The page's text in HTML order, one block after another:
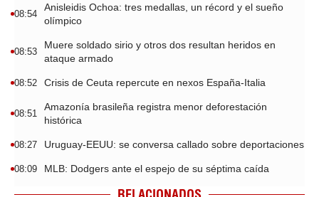
08:54
Anisleidis Ochoa: tres medallas, un récord y el sueño
olímpico
08:53
Muere soldado sirio y otros dos resultan heridos en
ataque armado
08:52 Crisis de Ceuta repercute en nexos España-Italia
08:51
Amazonía brasileña registra menor deforestación
histórica
08:27 Uruguay-EEUU: se conversa callado sobre deportaciones
08:09 MLB: Dodgers ante el espejo de su séptima caída